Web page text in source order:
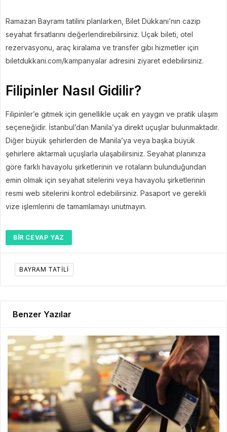
Ramazan Bayramı tatilini planlarken, Bilet Dükkanı’nın cazip
seyahat fırsatlarını değerlendirebilirsiniz. Uçak bileti, otel
rezervasyonu, araç kiralama ve transfer gibi hizmetler için
biletdukkani.com/kampanyalar adresini ziyaret edebilirsiniz.
Filipinler Nasıl Gidilir?
Filipinler’e gitmek için genellikle uçak en yaygın ve pratik ulaşım
seçeneğidir. İstanbul’dan Manila’ya direkt uçuşlar bulunmaktadır.
Diğer büyük şehirlerden de Manila’ya veya başka büyük
şehirlere aktarmalı uçuşlarla ulaşabilirsiniz. Seyahat planınıza
göre farklı havayolu şirketlerinin ve rotaların bulunduğundan
emin olmak için seyahat sitelerini veya havayolu şirketlerinin
resmi web sitelerini kontrol edebilirsiniz. Pasaport ve gerekli
vize işlemlerini de tamamlamayı unutmayın.
BIR CEVAP YAZ
BAYRAM TATILI
Benzer Yazılar